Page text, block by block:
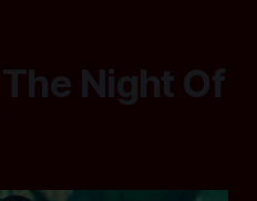
Night Of